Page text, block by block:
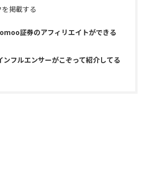
掲載する
証券のアフィリエイトができる
ンフルエンサーがこぞって紹介してる